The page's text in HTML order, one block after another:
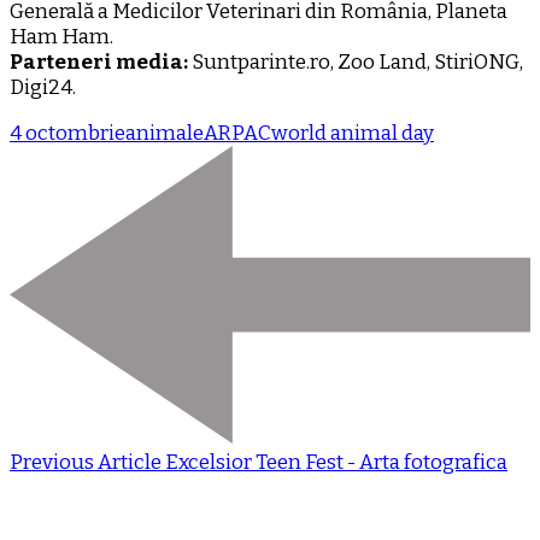
Generală a Medicilor Veterinari din România, Planeta
Ham Ham.
Parteneri media:Suntparinte.ro, Zoo Land, StiriONG,
Digi24.
4 octombrieanimaleARPACworld animal day
Previous Article Excelsior Teen Fest - Arta fotografica